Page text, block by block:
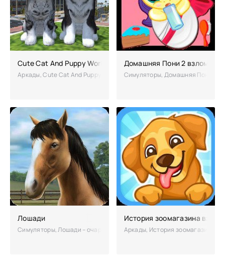
Cute Cat And Puppy World взломанный
Аркады, Cute Cat And Puppy World – интересная игра для
Домашняя Пони 2 взлом на
Симуляторы, Домашняя Пони 2 –
Лошади
Симуляторы, Лошади – очаровательный симулятор, где любой
История зоомагазина
Аркады, История зоомагазина –